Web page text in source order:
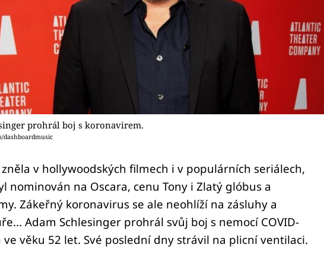
prohrál boj s koronavirem.
dashboardmusic
v hollywoodských filmech i v populárních seriálech,
nominován na Oscara, cenu Tony i Zlatý glóbus a
Zákeřný koronavirus se ale neohlíží na zásluhy a
Adam Schlesinger prohrál svůj boj s nemocí COVID-
ve věku 52 let. Své poslední dny strávil na plicní ventilaci.